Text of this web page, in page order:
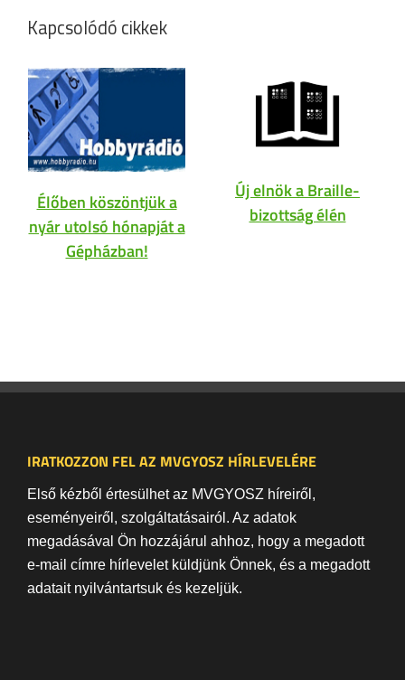
Kapcsolódó cikkek
Élőben köszöntjük a
nyár utolsó hónapját a
Gépházban!
Új elnök a Braille-
bizottság élén
IRATKOZZON FEL AZ MVGYOSZ HÍRLEVELÉRE
Első kézből értesülhet az MVGYOSZ híreiről,
eseményeiről, szolgáltatásairól. Az adatok
megadásával Ön hozzájárul ahhoz, hogy a megadott
e-mail címre hírlevelet küldjünk Önnek, és a megadott
adatait nyilvántartsuk és kezeljük.